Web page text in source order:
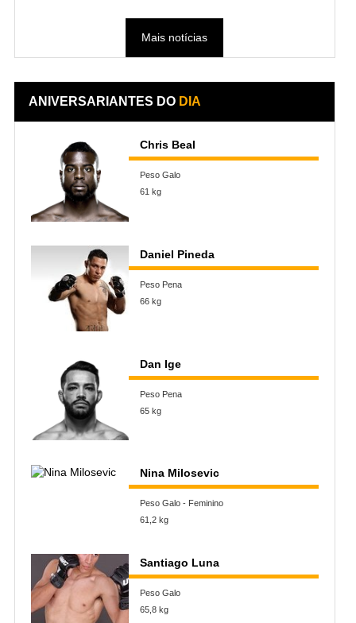
Mais notícias
ANIVERSARIANTES DO DIA
Chris Beal
Peso Galo
61 kg
Daniel Pineda
Peso Pena
66 kg
Dan Ige
Peso Pena
65 kg
Nina Milosevic
Peso Galo - Feminino
61,2 kg
Santiago Luna
Peso Galo
65,8 kg